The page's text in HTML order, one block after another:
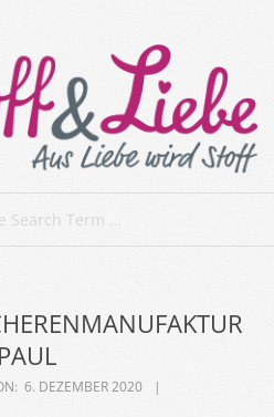
PAUL
6. DEZEMBER 2020